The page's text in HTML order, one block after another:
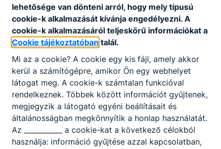
lehetősége van dönteni arról, hogy mely típusú
cookie-k alkalmazását kívánja engedélyezni. A
cookie-k alkalmazásáról teljeskörű információkat a
Cookie tájékoztatóban talál.
Mi az a cookie? A cookie egy kis fájl, amely akkor
kerül a számítógépre, amikor Ön egy webhelyet
látogat meg. A cookie-k számtalan funkcióval
rendelkeznek. Többek között információt gyűjtenek,
megjegyzik a látogató egyéni beállításait és
általánosságban megkönnyítik a honlap használatát.
Az ___________ a cookie-kat a következő célokból
használja: információ gyűjtése azzal kapcsolatban,